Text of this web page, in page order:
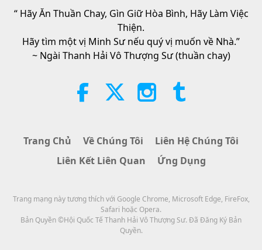
Will Know That He Is Already Here
and May Be Seen on Supreme
Master Television
Tin Đáng Chú Ý 2026-08-08 955Lượt Xem
3:40
AROUND THE WORLD, April to
June 2026 - Part 1 of 2
VEG TREND NEWS FROM
AROUND THE WORLD, April to
Tiết Mục Ngắn 2026-08-08 332Lượt Xem
Sức Mạnh Của Tình Thương, Phần
“ Hãy Ăn Thuần Chay, Gìn Giữ Hòa Bình, Hãy Làm Việc
Thiện.
Hãy tìm một vị Minh Sư nếu quý vị muốn về Nhà.”
~ Ngài Thanh Hải Vô Thượng Sư (thuần chay)
Trang Chủ Về Chúng Tôi
Liên Hệ Chúng Tôi
Liên Kết Liên Quan
Ứng Dụng
Trang mạng này tương thích với Google Chrome, Microsoft Edge, FireFox,
Safari hoặc Opera.
Bản Quyền ©Hội Quốc Tế Thanh Hải Vô Thượng Sư. Đã Đăng Ký Bản
Quyền.